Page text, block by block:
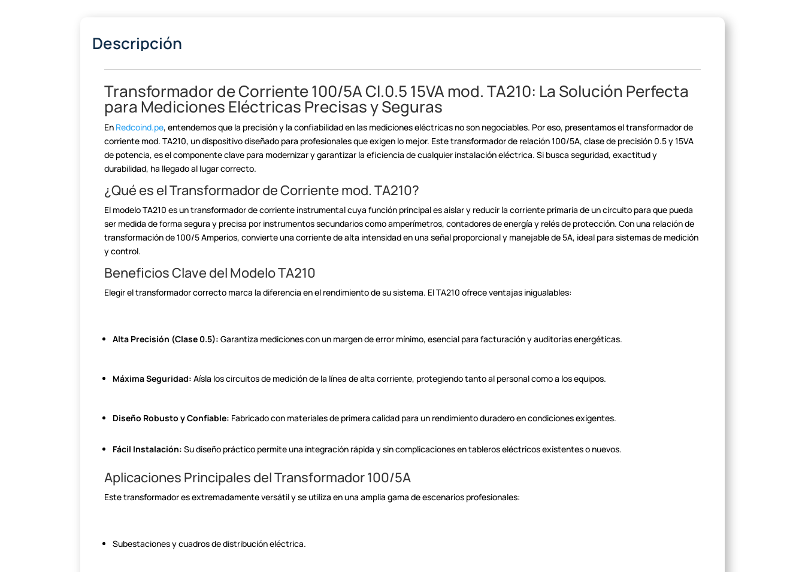
Descripción
Transformador de Corriente100/5A Cl.0.5 15VA mod. TA210: La Solución Perfecta
para MedicionesEléctricas Precisas y Seguras
En Redcoind.pe, entendemos que la precisión y la confiabilidad en las mediciones eléctricas no son negociables. Por eso, presentamos el transformador de
corriente mod. TA210, un dispositivodiseñado para profesionales que exigen lo mejor. Este transformador de relación 100/5A, clase de precisión 0.5 y 15VA
de potencia, es el componenteclave para modernizar y garantizar la eficiencia de cualquier instalacióneléctrica. Si busca seguridad, exactitud y
durabilidad, ha llegado al lugarcorrecto.
¿Qué es el Transformador de Corriente mod. TA210?
El modelo TA210 es un transformador de corriente instrumental cuya función principal es aislar y reducir la corriente primaria de un circuito para que pueda
ser medida de forma segura y precisa por instrumentossecundarios como amperímetros, contadores de energía y relés de protección. Con una relación de
transformación de 100/5 Amperios, convierte una corrientede alta intensidad en una señal proporcional y manejable de 5A, ideal para sistemas de medición
y control.
Beneficios Clave del Modelo TA210
Elegir el transformador correcto marca la diferencia en el rendimiento de su sistema. El TA210 ofrece ventajas inigualables:
Alta Precisión (Clase 0.5): Garantiza mediciones con un margen deerror mínimo, esencial para facturación y auditoríasenergéticas.
MáximaSeguridad: Aísla los circuitos de medición de la línea de alta corriente, protegiendo tanto al personal como a los equipos.
Diseño Robusto y Confiable: Fabricado con materiales de primera calidad para un rendimiento duradero en condicionesexigentes.
Fácil Instalación: Su diseño práctico permite una integración rápida y sin complicaciones en tableros eléctricos existentes o nuevos.
Aplicaciones Principales del Transformador100/5A
Este transformador es extremadamente versátil y se utiliza en una amplia gama de escenarios profesionales:
Subestaciones y cuadrosde distribución eléctrica.